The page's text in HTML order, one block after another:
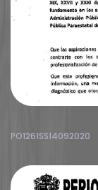
PO1261SS14092020